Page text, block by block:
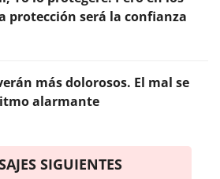
protección será la confianza
más dolorosos. El mal se
alarmante
SIGUIENTES